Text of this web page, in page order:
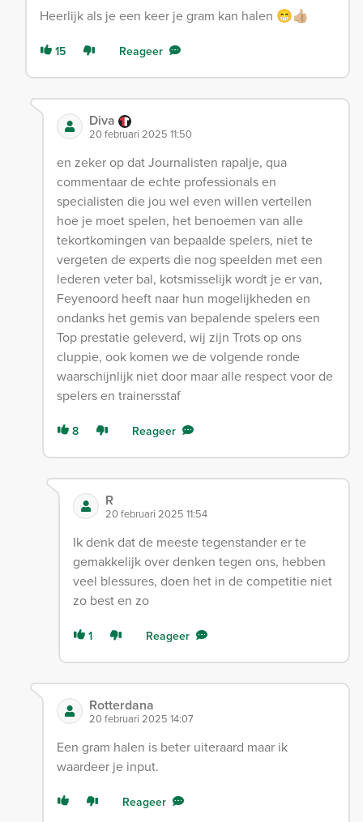
Heerlijk als je een keer je gram kan halen 😁👍🏼
15 Reageer
Diva
20 februari 2025 11:50
en zeker op dat Journalisten rapalje, qua
commentaar de echte professionals en
specialisten die jou wel even willen vertellen
hoe je moet spelen, het benoemen van alle
tekortkomingen van bepaalde spelers, niet te
vergeten de experts die nog speelden met een
lederen veter bal, kotsmisselijk wordt je er van,
Feyenoord heeft naar hun mogelijkheden en
ondanks het gemis van bepalende spelers een
Top prestatie geleverd, wij zijn Trots op ons
cluppie, ook komen we de volgende ronde
waarschijnlijk niet door maar alle respect voor de
spelers en trainersstaf
8 Reageer
R
20 februari 2025 11:54
Ik denk dat de meeste tegenstander er te
gemakkelijk over denken tegen ons, hebben
veel blessures, doen het in de competitie niet
zo best en zo
1 Reageer
Rotterdana
20 februari 2025 14:07
Een gram halen is beter uiteraard maar ik
waardeer je input.
Reageer